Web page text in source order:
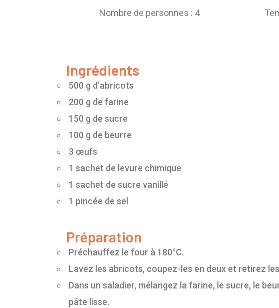
Nombre de personnes : 4
Ingrédients
500 g d’abricots
200 g de farine
150 g de sucre
100 g de beurre
3 œufs
1 sachet de levure chimique
1 sachet de sucre vanillé
1 pincée de sel
Préparation
Préchauffez le four à 180°C.
Lavez les abricots, coupez-les en deux et retirez
Dans un saladier, mélangez la farine, le sucre, le
pâte lisse.